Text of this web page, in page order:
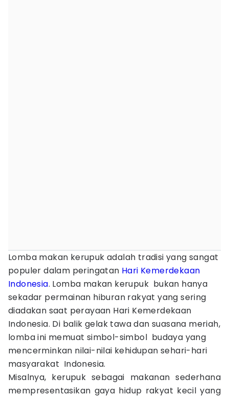
Lomba makan kerupuk adalah tradisi yang sangat
populer dalam peringatan Hari Kemerdekaan
Indonesia. Lomba makan kerupuk bukan hanya
sekadar permainan hiburan rakyat yang sering
diadakan saat perayaan Hari Kemerdekaan
Indonesia. Di balik gelak tawa dan suasana meriah,
lomba ini memuat simbol-simbol budaya yang
mencerminkan nilai-nilai kehidupan sehari-hari
masyarakat Indonesia.
Misalnya, kerupuk sebagai makanan sederhana
mempresentasikan gaya hidup rakyat kecil yang